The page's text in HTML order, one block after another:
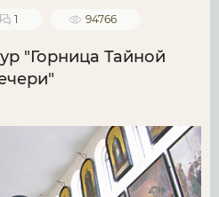
1 94766
"Горница Тайной